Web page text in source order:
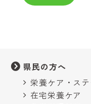
県民の方へ
栄養ケア・ス
在宅栄養ケア